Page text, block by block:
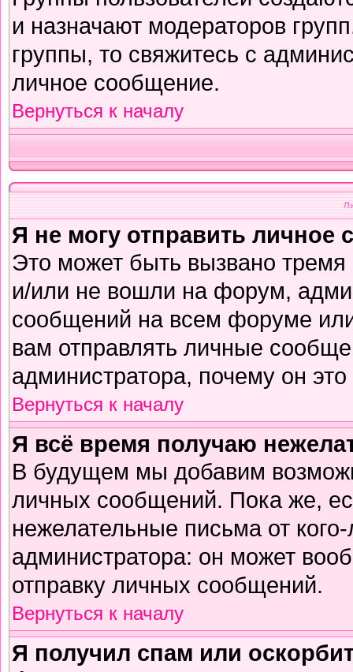
и назначают модераторов
группы, то свяжитесь с
личное сообщение.
Вернуться к началу
Я не могу отправить личное
Это может быть вызвано
и/или не вошли на форум,
сообщений на всем форуме
вам отправлять личные
администратора, почему он
Вернуться к началу
Я всё время получаю
В будущем мы добавим
личных сообщений. Пока же,
нежелательные письма от
администратора: он может
отправку личных сообщений.
Вернуться к началу
Я получил спам или